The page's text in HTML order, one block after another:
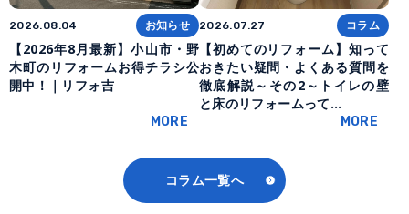
2026.08.04 お知らせ
【2026年8月最新】小山市・野
木町のリフォームお得チラシ公
開中！｜リフォ吉
MORE
2026.07.27 コラム
【初めてのリフォーム】知って
おきたい疑問・よくある質問を
徹底解説～その2～トイレの壁
と床のリフォームって…
MORE
コラム一覧へ